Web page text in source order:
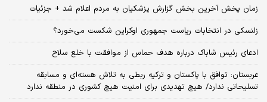
زمان پخش آخرین بخش گزارش پزشکیان به مردم اعلام شد + جزئیات
زلنسکی در انتخابات ریاست جمهوری اوکراین شکست می‌خورد؟
ادعای رئیس شاباک درباره هدف حماس از موافقت با خلع سلاح
عربستان: توافق با پاکستان و ترکیه ربطی به تلاش هسته‌ای و مسابقه
تسلیحاتی ندارد/ هیچ تهدیدی برای امنیت هیچ کشوری در منطقه ندارد